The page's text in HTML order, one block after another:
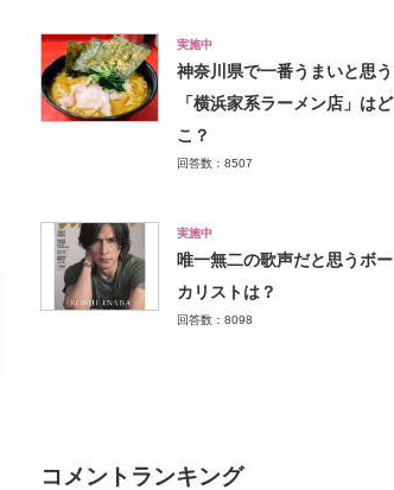
実施中
神奈川県で一番うまいと思う
「横浜家系ラーメン店」はど
こ？
回答数：8507
実施中
唯一無二の歌声だと思うボー
カリストは？
回答数：8098
コメントランキング